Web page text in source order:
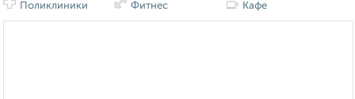
Поликлиники Фитнес Кафе